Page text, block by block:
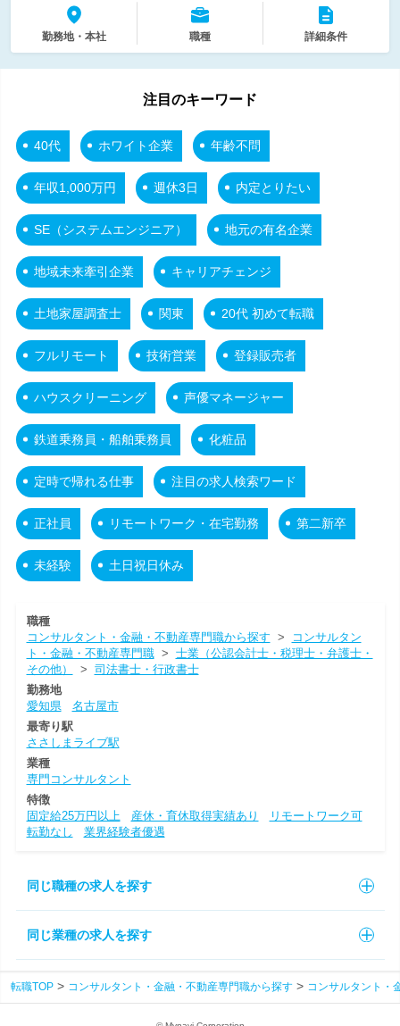
勤務地・本社 職種 詳細条件
注目のキーワード
40代 ホワイト企業 年齢不問
年収1,000万円 週休3日 内定とりたい
SE（システムエンジニア） 地元の有名企業
地域未来牽引企業 キャリアチェンジ
土地家屋調査士 関東 20代 初めて転職
フルリモート 技術営業 登録販売者
ハウスクリーニング 声優マネージャー
鉄道乗務員・船舶乗務員 化粧品
定時で帰れる仕事 注目の求人検索ワード
正社員 リモートワーク・在宅勤務 第二新卒
未経験 土日祝日休み
職種
コンサルタント・金融・不動産専門職から探す >
コンサルタン
ト・金融・不動産専門職> 士業（公認会計士・税理士・弁護士・
その他）
> 司法書士・行政書士
勤務地
愛知県
名古屋市
最寄り駅
ささしまライブ駅
業種
専門コンサルタント
特徴
固定給25万円以上
産休・育休取得実績あり
リモートワーク可
転勤なし
業界経験者優遇
同じ職種の求人を探す
同じ業種の求人を探す
転職TOP コンサルタント・金融・不動産専門職から探す コンサルタント・